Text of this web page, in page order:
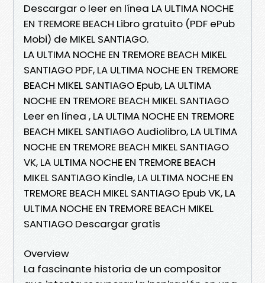
Descargar o leer en línea LA ULTIMA NOCHE
EN TREMORE BEACH Libro gratuito (PDF ePub
Mobi) de MIKEL SANTIAGO.
LA ULTIMA NOCHE EN TREMORE BEACH MIKEL
SANTIAGO PDF, LA ULTIMA NOCHE EN TREMORE
BEACH MIKEL SANTIAGO Epub, LA ULTIMA
NOCHE EN TREMORE BEACH MIKEL SANTIAGO
Leer en línea , LA ULTIMA NOCHE EN TREMORE
BEACH MIKEL SANTIAGO Audiolibro, LA ULTIMA
NOCHE EN TREMORE BEACH MIKEL SANTIAGO
VK, LA ULTIMA NOCHE EN TREMORE BEACH
MIKEL SANTIAGO Kindle, LA ULTIMA NOCHE EN
TREMORE BEACH MIKEL SANTIAGO Epub VK, LA
ULTIMA NOCHE EN TREMORE BEACH MIKEL
SANTIAGO Descargar gratis
Overview
La fascinante historia de un compositor